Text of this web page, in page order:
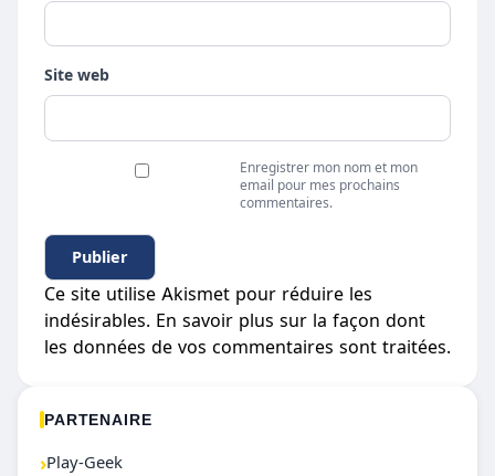
Site web
Enregistrer mon nom et mon
email pour mes prochains
commentaires.
Ce site utilise Akismet pour réduire les
indésirables. En savoir plus sur la façon dont
les données de vos commentaires sont traitées.
PARTENAIRE
›Play-Geek